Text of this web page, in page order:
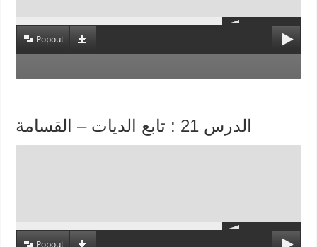
Popout
الدرس 21 : تابع الديات – القسامة
Popout